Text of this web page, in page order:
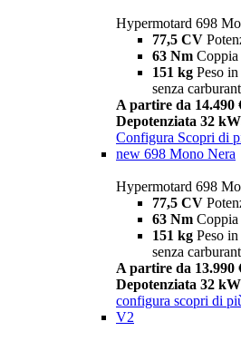
Hypermotard 698
77,5 CV
63 Nm Coppia
151 kg Peso
senza
A partire da 14.490
Depotenziata 32
Configura Scopri di
new 698 Mono Nera
Hypermotard 698
77,5 CV
63 Nm Coppia
151 kg Peso
senza
A partire da 13.990
Depotenziata 32
configura scopri di
V2